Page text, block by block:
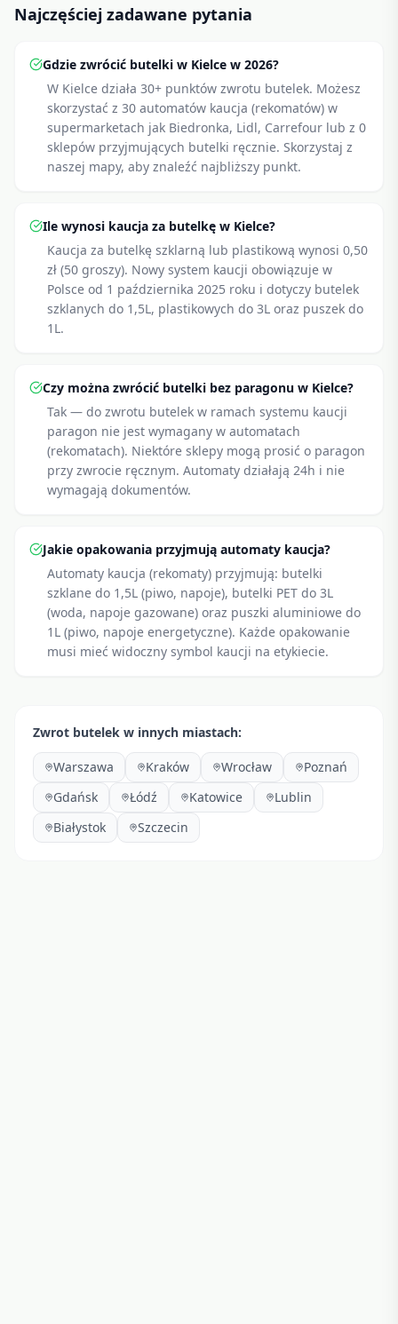
Najczęściej zadawane pytania
Gdzie zwrócić butelki w Kielce w 2026?
W Kielce działa 30+ punktów zwrotu butelek. Możesz
skorzystać z 30 automatów kaucja (rekomatów) w
supermarketach jak Biedronka, Lidl, Carrefour lub z 0
sklepów przyjmujących butelki ręcznie. Skorzystaj z
naszej mapy, aby znaleźć najbliższy punkt.
Ile wynosi kaucja za butelkę w Kielce?
Kaucja za butelkę szklarną lub plastikową wynosi 0,50
zł (50 groszy). Nowy system kaucji obowiązuje w
Polsce od 1 października 2025 roku i dotyczy butelek
szklanych do 1,5L, plastikowych do 3L oraz puszek do
1L.
Czy można zwrócić butelki bez paragonu w Kielce?
Tak — do zwrotu butelek w ramach systemu kaucji
paragon nie jest wymagany w automatach
(rekomatach). Niektóre sklepy mogą prosić o paragon
przy zwrocie ręcznym. Automaty działają 24h i nie
wymagają dokumentów.
Jakie opakowania przyjmują automaty kaucja?
Automaty kaucja (rekomaty) przyjmują: butelki
szklane do 1,5L (piwo, napoje), butelki PET do 3L
(woda, napoje gazowane) oraz puszki aluminiowe do
1L (piwo, napoje energetyczne). Każde opakowanie
musi mieć widoczny symbol kaucji na etykiecie.
Zwrot butelek w innych miastach:
Warszawa Kraków Wrocław
Poznań
Gdańsk
Łódź Katowice
Lublin
Białystok
Szczecin